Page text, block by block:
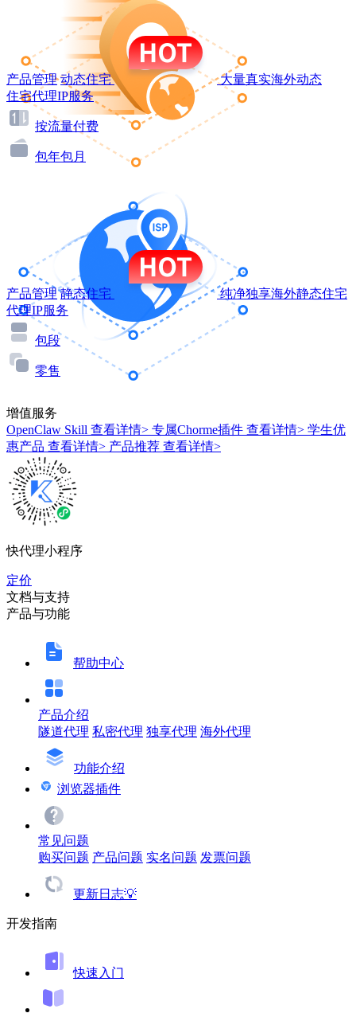
产品管理 动态住宅
大量真实海外动态
住宅代理IP服务
按流量付费
包年包月
产品管理 静态住宅
纯净独享海外静态住宅
代理IP服务
包段
零售
增值服务
OpenClaw Skill 查看详情> 专属Chorme插件 查看详情> 学生优
惠产品 查看详情> 产品推荐 查看详情>
快代理小程序
定价
文档与支持
产品与功能
帮助中心
产品介绍
隧道代理 私密代理 独享代理 海外代理
功能介绍
浏览器插件
常见问题
购买问题 产品问题 实名问题 发票问题
更新日志💡
开发指南
快速入门